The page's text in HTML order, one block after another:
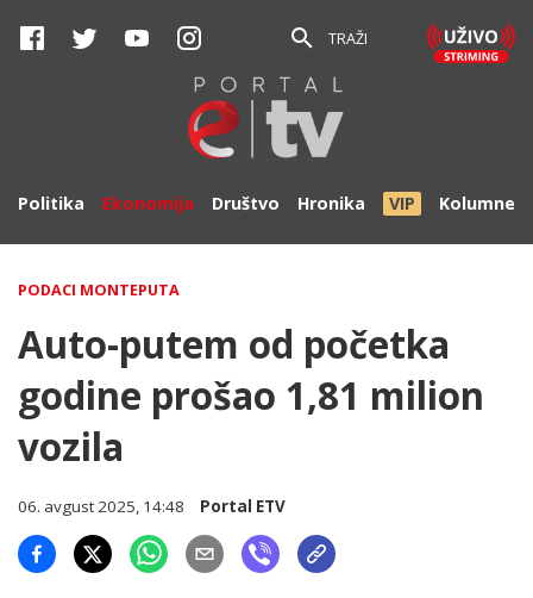
TRAŽI
Politika Ekonomija Društvo Hronika VIP Kolumne
PODACI MONTEPUTA
Auto-putem od početka
godine prošao 1,81 milion
vozila
06. avgust 2025, 14:48 Portal ETV